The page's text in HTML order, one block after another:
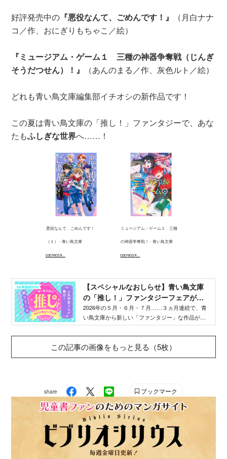
好評発売中の 『悪役なんて、ごめんです！』
（月白ナナ
コ／作、おにぎりもちゃこ／絵）
『ミュージアム・ゲーム１ 三種の神器争奪戦（じんぎ
そうだつせん）！』
（あんのまる／作、灰色ルト／絵）
どれも青い鳥文庫編集部イチオシの新作品です！
この夏は青い鳥文庫の「推し！」ファンタジーで、あな
たもふしぎな世界へ……！
悪役なんて、ごめんです！
（１） - 青い鳥文庫
cocreco.k...
ミュージアム・ゲーム１ 三種
の神器争奪戦！ - 青い鳥文庫
cocreco.k...
【スペシャルなおしらせ】青い鳥文庫
の「推し！」ファンタジーフェアがは
じまるよ！ - 青い鳥文庫
2026年の５月・６月・７月……３ヵ月連続で、青
い鳥文庫から新しい「ファンタジー」な作品が発
は？ 注目の３作品を紹介します。作家さんたち
からのメッセージも！
この記事の画像をもっと見る（5枚）
share ブックマーク